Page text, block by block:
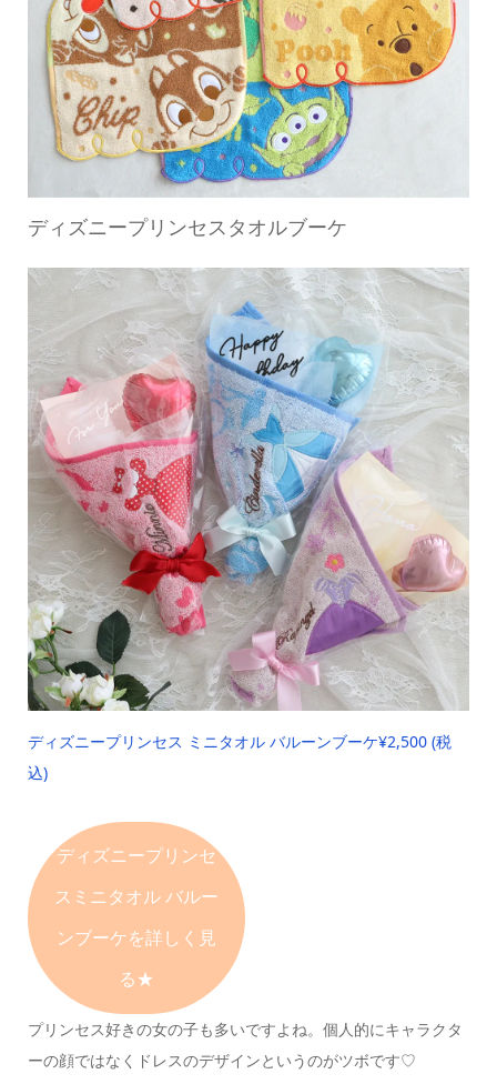
ディズニープリンセスタオルブーケ
ディズニープリンセス ミニタオル バルーンブーケ¥2,500 (税
込)
ディズニープリンセ
ス ミニタオル バルー
ンブーケを詳しく見
る★
プリンセス好きの女の子も多いですよね。 個人的にキャラクタ
ーの顔ではなく ドレスのデザインというのがツボです♡